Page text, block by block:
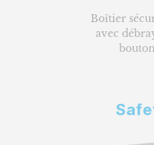
Boîtier
avec